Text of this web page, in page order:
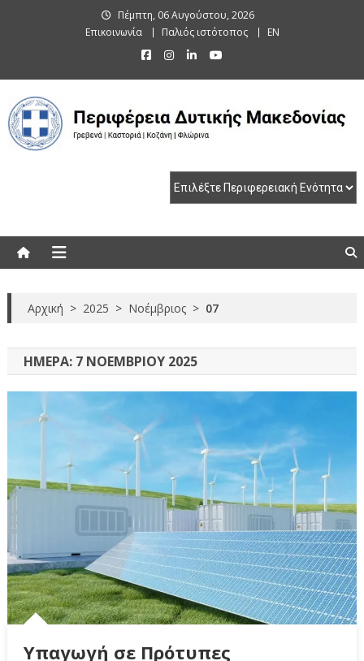
Πέμπτη, 06 Αυγούστου, 2026
Επικοινωνία
Παλιός ιστότοπος EN
Αρχική > 2025 > Νοέμβριος > 07
ΗΜΈΡΑ: 7 ΝΟΕΜΒΡΊΟΥ 2025
Υπαγωγή σε Πρότυπες